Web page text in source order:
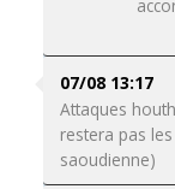
07/08 13:17
Attaques
restera pas
saoudienne)